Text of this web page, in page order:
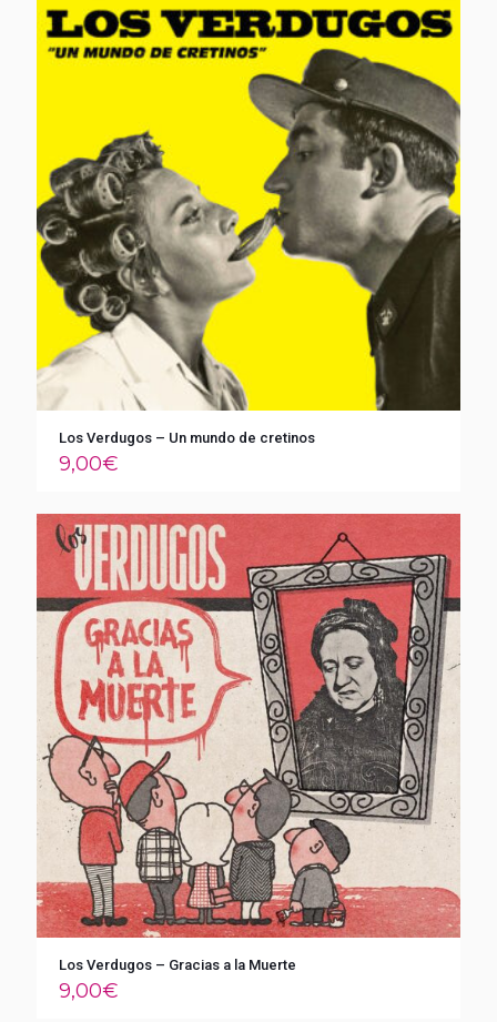
Los Verdugos – Un mundo de cretinos
9,00€
Los Verdugos – Gracias a la Muerte
9,00€